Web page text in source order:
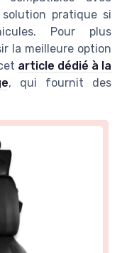
pratique si
Pour plus
la meilleure option
article dédié à la
, qui fournit des